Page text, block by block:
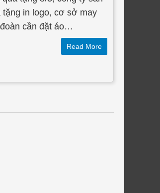
in logo, cơ sở may
cần đặt áo…
Read More